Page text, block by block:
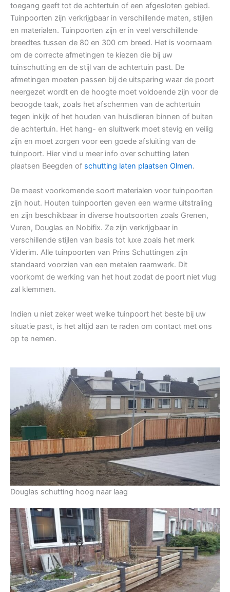
toegang geeft tot de achtertuin of een afgesloten gebied.
Tuinpoorten zijn verkrijgbaar in verschillende maten, stijlen
en materialen. Tuinpoorten zijn er in veel verschillende
breedtes tussen de 80 en 300 cm breed. Het is voornaam
om de correcte afmetingen te kiezen die bij uw
tuinschutting en de stijl van de achtertuin past. De
afmetingen moeten passen bij de uitsparing waar de poort
neergezet wordt en de hoogte moet voldoende zijn voor de
beoogde taak, zoals het afschermen van de achtertuin
tegen inkijk of het houden van huisdieren binnen of buiten
de achtertuin. Het hang- en sluitwerk moet stevig en veilig
zijn en moet zorgen voor een goede afsluiting van de
tuinpoort. Hier vind u meer info over schutting laten
plaatsen Beegden of schutting laten plaatsen Olmen.
De meest voorkomende soort materialen voor tuinpoorten
zijn hout. Houten tuinpoorten geven een warme uitstraling
en zijn beschikbaar in diverse houtsoorten zoals Grenen,
Vuren, Douglas en Nobifix. Ze zijn verkrijgbaar in
verschillende stijlen van basis tot luxe zoals het merk
Viderim. Alle tuinpoorten van Prins Schuttingen zijn
standaard voorzien van een metalen raamwerk. Dit
voorkomt de werking van het hout zodat de poort niet vlug
zal klemmen.
Indien u niet zeker weet welke tuinpoort het beste bij uw
situatie past, is het altijd aan te raden om contact met ons
op te nemen.
Douglas schutting hoog naar laag